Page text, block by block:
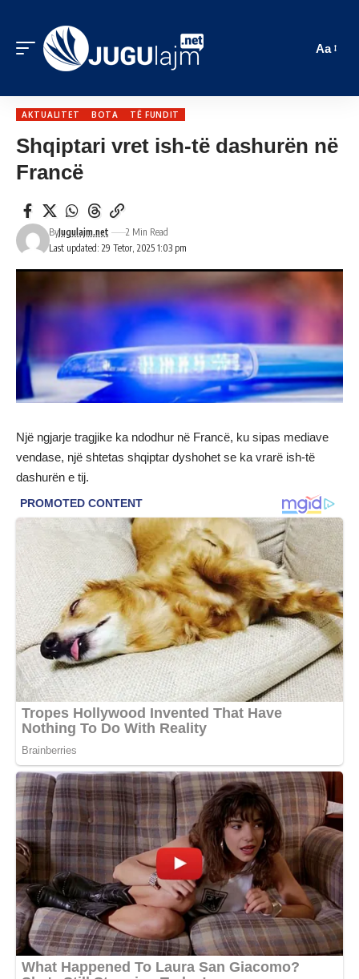
Aa
AKTUALITET BOTA TË FUNDIT
Shqiptari vret ish-të dashurën në
Francë
Last updated: 29 Tetor, 2025 1:03 pm
ByJugulajm.net 2 Min Read
Një ngjarje tragjike ka ndodhur në Francë, ku sipas mediave
vendase, një shtetas shqiptar dyshohet se ka vrarë ish-të
dashurën e tij.